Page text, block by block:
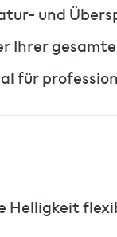
und
Ihrer
für
Helligkeit